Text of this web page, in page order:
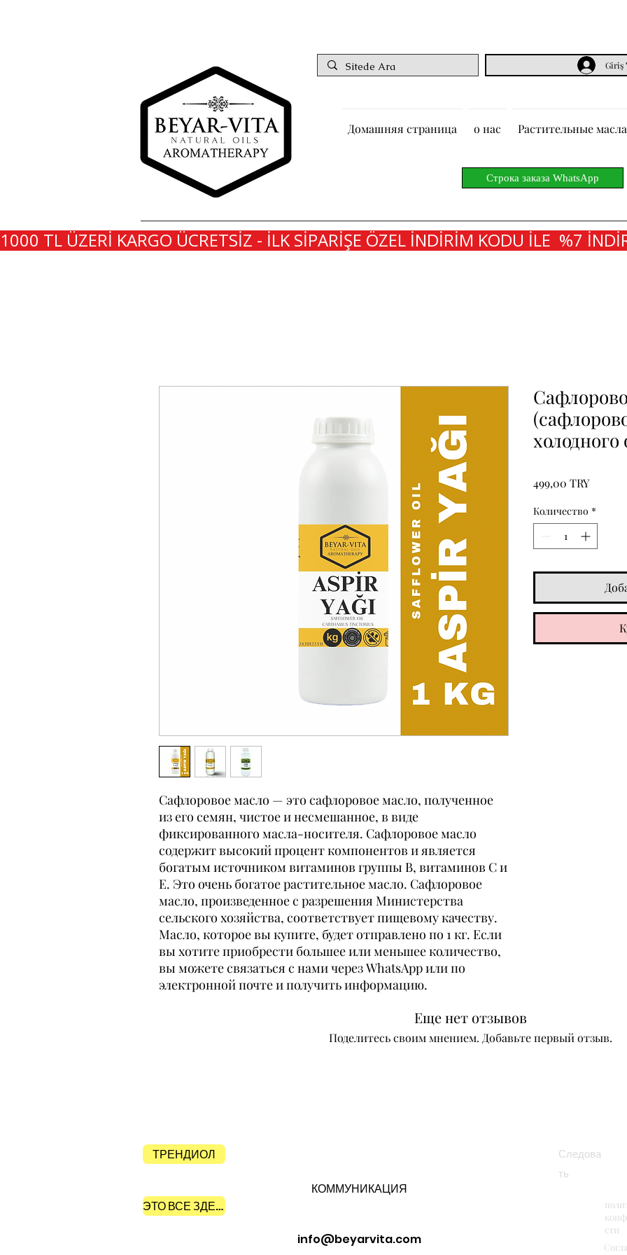
Giriş
Домашняя страница о нас Растительные масла
Строка заказа WhatsApp
1000 TL ÜZERİ KARGO ÜCRETSİZ - İLK SİPARİŞE ÖZEL İNDİRİM KODU İLE  %7
Сафлоровое масло — это сафлоровое масло, полученное
из его семян, чистое и несмешанное, в виде
фиксированного масла-носителя. Сафлоровое масло
содержит высокий процент компонентов и является
богатым источником витаминов группы В, витаминов С и
Е. Это очень богатое растительное масло. Сафлоровое
масло, произведенное с разрешения Министерства
сельского хозяйства, соответствует пищевому качеству.
Масло, которое вы купите, будет отправлено по 1 кг. Если
вы хотите приобрести большее или меньшее количество,
вы можете связаться с нами через WhatsApp или по
электронной почте и получить информацию.
499,00 TRYЦена
Количество *
Еще нет отзывов
Поделитесь своим мнением. Добавьте первый отзыв.
ТРЕНДИОЛ
ЭТО ВСЕ ЗДЕСЬ
КОММУНИКАЦИЯ
info@beyarvita.com
Следова
ть
сти